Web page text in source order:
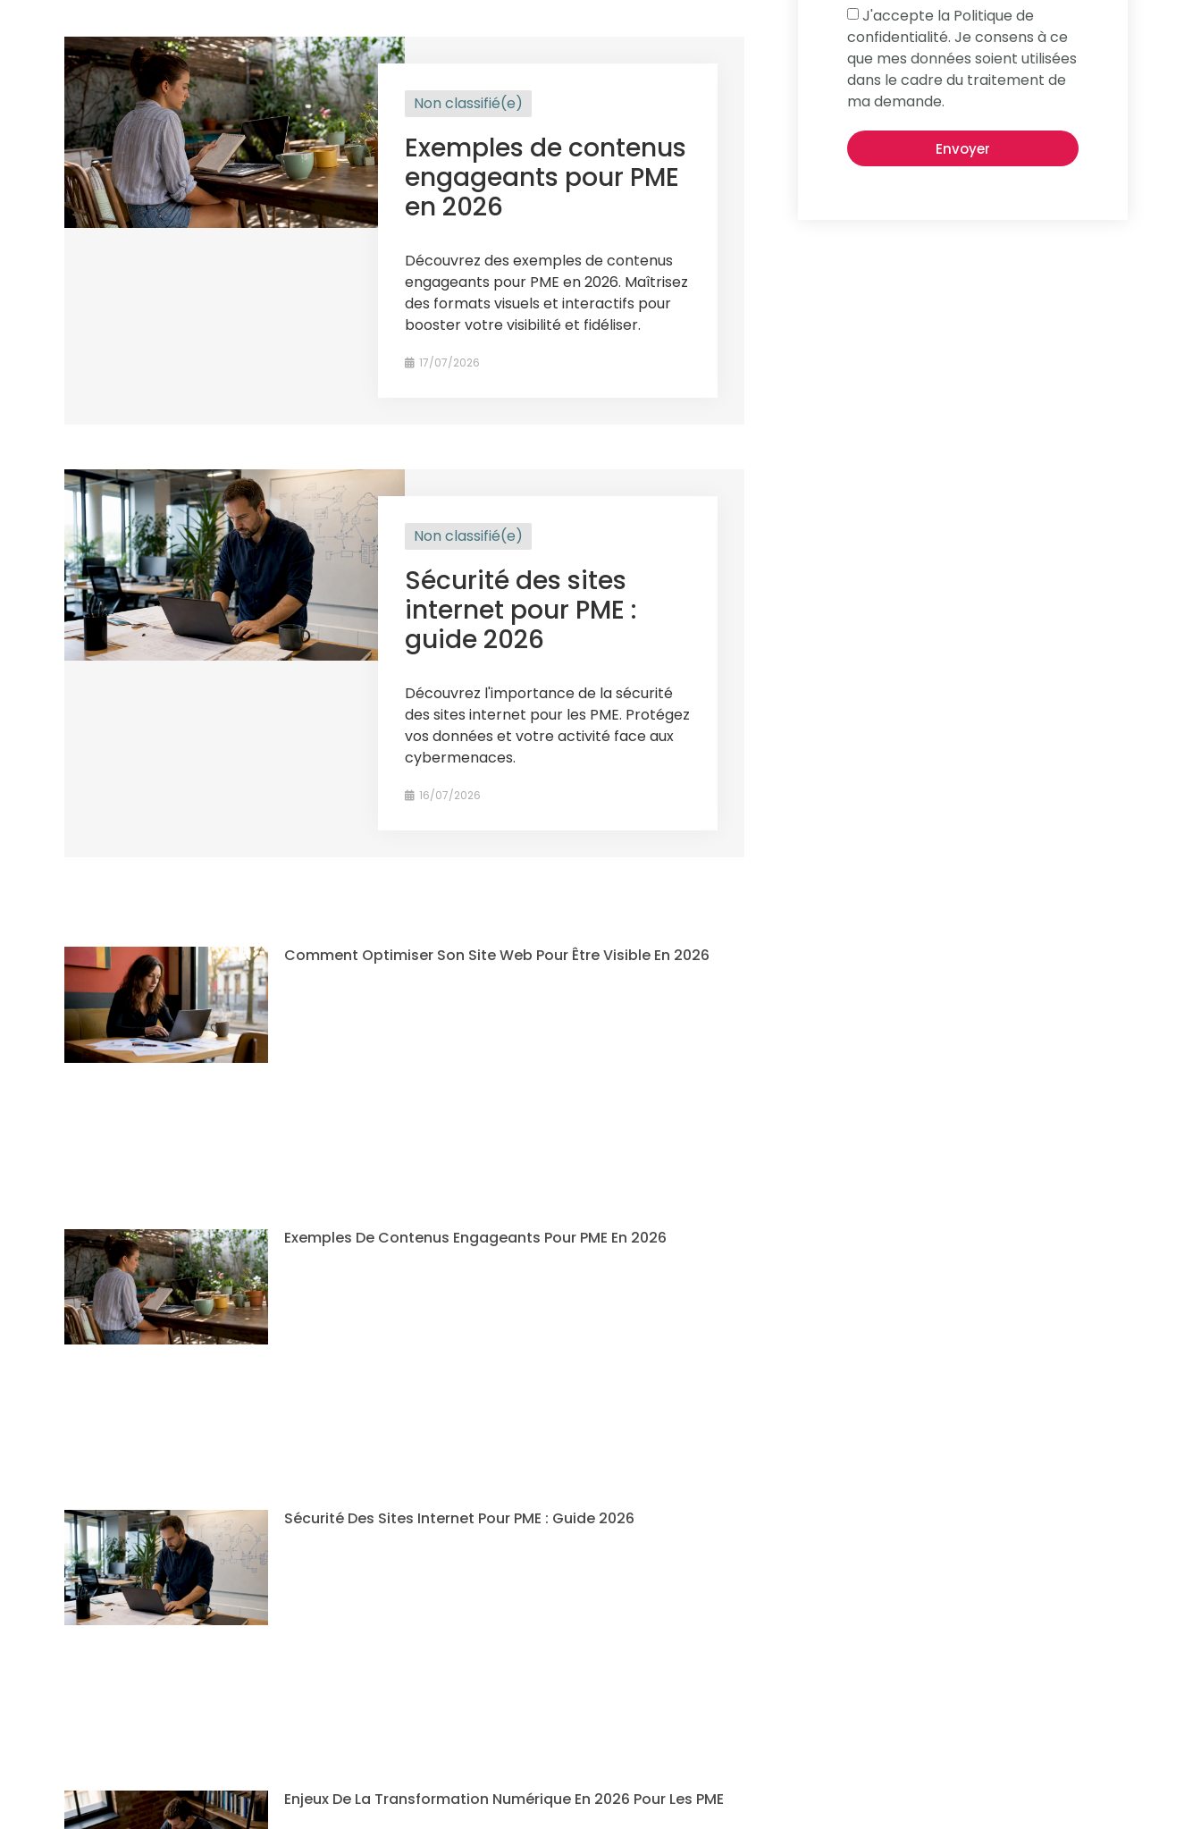
Non classifié(e)
Exemples de contenus
engageants pour PME
en 2026
Découvrez des exemples de contenus
engageants pour PME en 2026. Maîtrisez
des formats visuels et interactifs pour
booster votre visibilité et fidéliser.
17/07/2026
Non classifié(e)
Sécurité des sites
internet pour PME :
guide 2026
Découvrez l'importance de la sécurité
des sites internet pour les PME. Protégez
vos données et votre activité face aux
cybermenaces.
16/07/2026
Comment Optimiser Son Site Web Pour Être Visible En 2026
Exemples De Contenus Engageants Pour PME En 2026
Sécurité Des Sites Internet Pour PME : Guide 2026
Enjeux De La Transformation Numérique En 2026 Pour Les PME
J'accepte la Politique de
confidentialité. Je consens à ce
que mes données soient utilisées
dans le cadre du traitement de
ma demande.
Envoyer